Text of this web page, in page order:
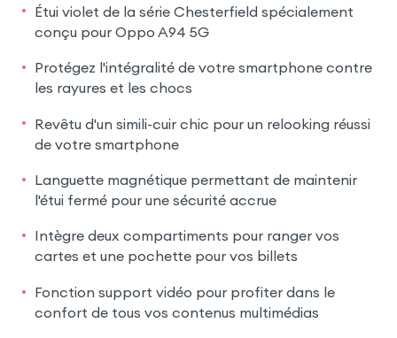
Étui violet de la série Chesterfield spécialement
conçu pour Oppo A94 5G
Protégez l'intégralité de votre smartphone contre
les rayures et les chocs
Revêtu d'un simili-cuir chic pour un relooking réussi
de votre smartphone
Languette magnétique permettant de maintenir
l'étui fermé pour une sécurité accrue
Intègre deux compartiments pour ranger vos
cartes et une pochette pour vos billets
Fonction support vidéo pour profiter dans le
confort de tous vos contenus multimédias